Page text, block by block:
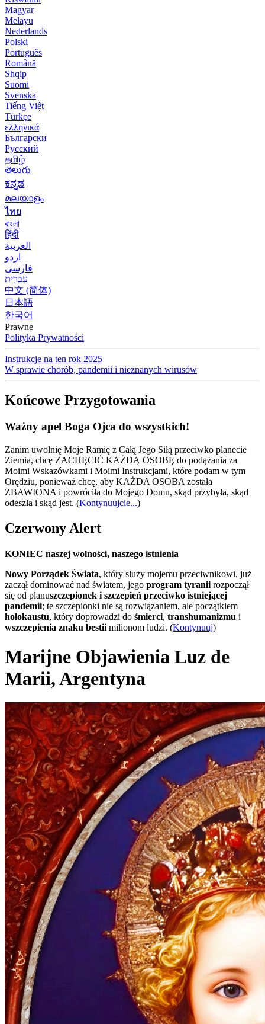
Magyar
Melayu
Nederlands
Polski
Português
Română
Shqip
Suomi
Svenska
Tiếng Việt
Türkçe
ελληνικά
Български
Русский
தமிழ்
తెలుగు
ಕನ್ನಡ
മലയാളം
ไทย
বাংলা
हिंदी
العربية
اردو
فارسی
עִברִית
中文 (简体)
日本語
한국어
Prawne
Polityka Prywatności
Instrukcje na ten rok 2025
W sprawie chorób, pandemii i nieznanych wirusów
Końcowe Przygotowania
Ważny apel Boga Ojca do wszystkich!
Zanim uwolnię Moje Ramię z Całą Jego Siłą przeciwko planecie
Ziemia, chcę ZACHĘCIĆ KAŻDĄ OSOBĘ do podążania za
Moimi Wskazówkami i Moimi Instrukcjami, które podam w tym
Orędziu, ponieważ chcę, aby KAŻDA OSOBA została
ZBAWIONA i powróciła do Mojego Domu, skąd przybyła, skąd
odeszła i skąd jest. (Kontynuujcie...)
Czerwony Alert
KONIEC naszej wolności, naszego istnienia
Nowy Porządek Świata, który służy mojemu przeciwnikowi, już
zaczął dominować nad światem, jego program tyranii rozpoczął
się od planuszczepionek i szczepień przeciwko istniejącej
pandemii; te szczepionki nie są rozwiązaniem, ale początkiem
holokaustu, który doprowadzi do śmierci, transhumanizmu i
wszczepienia znaku bestii milionom ludzi. (Kontynuuj)
Marijne Objawienia Luz de
Marii, Argentyna